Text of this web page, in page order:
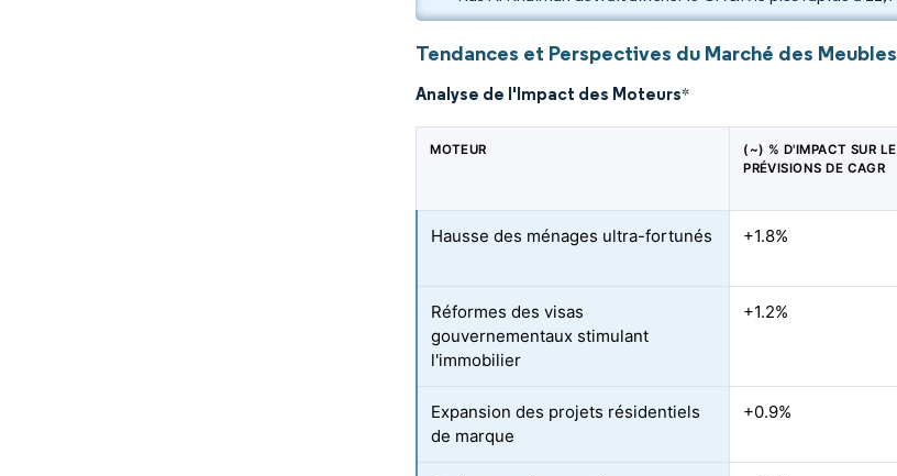
Tendances et Perspectives du Marché des
Analyse de l'Impact des Moteurs*
MOTEUR
(~) % D'IMPACT SUR
PRÉVISIONS DE CAGR
Hausse des ménages ultra-fortunés +1.8%
Réformes des visas
gouvernementaux stimulant
l'immobilier
+1.2%
Expansion des projets résidentiels
de marque
+0.9%